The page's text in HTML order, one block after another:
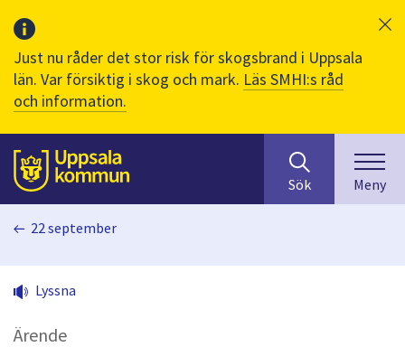
Just nu råder det stor risk för skogsbrand i Uppsala
län. Var försiktig i skog och mark. Läs SMHI:s råd
och information.
Till sidans
huvudinnehåll
efter
innehåll
på
Sök Meny
22 september
Lyssna
Ärende